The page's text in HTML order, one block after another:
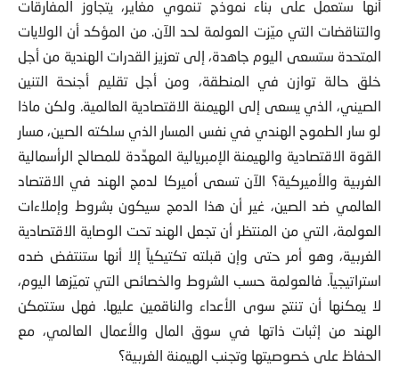
أنها ستعمل على بناء نموذج تنموي مغاير، يتجاوز المفارقات
والتناقضات التي ميّزت العولمة لحد الآن. من المؤكد أن الولايات
المتحدة ستسعى اليوم جاهدة، إلى تعزيز القدرات الهندية من أجل
خلق حالة توازن في المنطقة، ومن أجل تقليم أجنحة التنين
الصيني، الذي يسعى إلى الهيمنة الاقتصادية العالمية. ولكن ماذا
لو سار الطموح الهندي في نفس المسار الذي سلكته الصين، مسار
القوة الاقتصادية والهيمنة الإمبريالية المهدِّدة للمصالح الرأسمالية
الغربية والأميركية؟ الآن تسعى أميركا لدمج الهند في الاقتصاد
العالمي ضد الصين، غير أن هذا الدمج سيكون بشروط وإملاءات
العولمة، التي من المنتظر أن تجعل الهند تحت الوصاية الاقتصادية
الغربية، وهو أمر حتى وإن قبلته تكتيكياً إلا أنها ستنتفض ضده
استراتيجياً. فالعولمة حسب الشروط والخصائص التي تميّزها اليوم،
لا يمكنها أن تنتج سوى الأعداء والناقمين عليها. فهل ستتمكن
الهند من إثبات ذاتها في سوق المال والأعمال العالمي، مع
الحفاظ على خصوصيتها وتجنب الهيمنة الغربية؟